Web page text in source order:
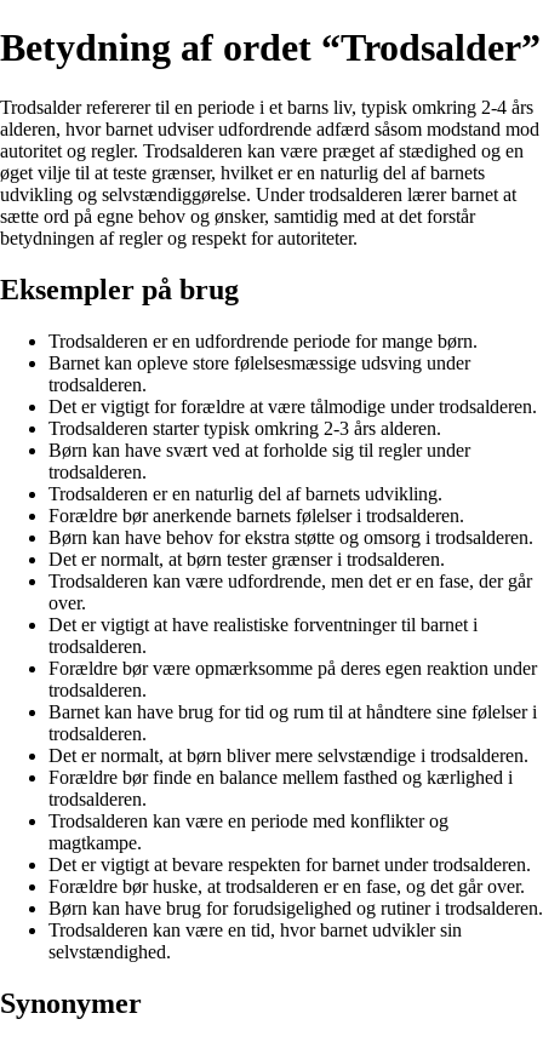
Betydning af ordet “Trodsalder”
Trodsalder refererer til en periode i et barns liv, typisk omkring 2-4 års
alderen, hvor barnet udviser udfordrende adfærd såsom modstand mod
autoritet og regler. Trodsalderen kan være præget af stædighed og en
øget vilje til at teste grænser, hvilket er en naturlig del af barnets
udvikling og selvstændiggørelse. Under trodsalderen lærer barnet at
sætte ord på egne behov og ønsker, samtidig med at det forstår
betydningen af regler og respekt for autoriteter.
Eksempler på brug
Trodsalderen er en udfordrende periode for mange børn.
Barnet kan opleve store følelsesmæssige udsving under
trodsalderen.
Det er vigtigt for forældre at være tålmodige under trodsalderen.
Trodsalderen starter typisk omkring 2-3 års alderen.
Børn kan have svært ved at forholde sig til regler under
trodsalderen.
Trodsalderen er en naturlig del af barnets udvikling.
Forældre bør anerkende barnets følelser i trodsalderen.
Børn kan have behov for ekstra støtte og omsorg i trodsalderen.
Det er normalt, at børn tester grænser i trodsalderen.
Trodsalderen kan være udfordrende, men det er en fase, der går
over.
Det er vigtigt at have realistiske forventninger til barnet i
trodsalderen.
Forældre bør være opmærksomme på deres egen reaktion under
trodsalderen.
Barnet kan have brug for tid og rum til at håndtere sine følelser i
trodsalderen.
Det er normalt, at børn bliver mere selvstændige i trodsalderen.
Forældre bør finde en balance mellem fasthed og kærlighed i
trodsalderen.
Trodsalderen kan være en periode med konflikter og
magtkampe.
Det er vigtigt at bevare respekten for barnet under trodsalderen.
Forældre bør huske, at trodsalderen er en fase, og det går over.
Børn kan have brug for forudsigelighed og rutiner i trodsalderen.
Trodsalderen kan være en tid, hvor barnet udvikler sin
selvstændighed.
Synonymer